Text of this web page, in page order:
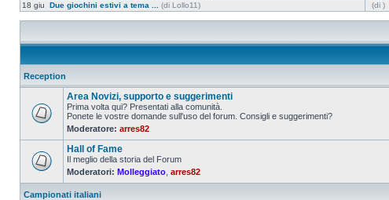
18 giu Due giochini estivi a tema ... (di Lollo11) (di )
Reception
Area Novizi, supporto e suggerimenti
Prima volta qui? Presentati alla comunità.
Ponete le vostre domande sull'uso del forum. Consigli e suggerimenti?
Moderatore: arres82
Hall of Fame
Il meglio della storia del Forum
Moderatori: Molleggiato arres82
Campionati italiani